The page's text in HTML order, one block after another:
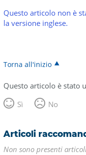
Questo articolo non è
la versione inglese.
Torna all'inizio
Questo articolo è stato
Sì
No
Articoli
Non sono presenti